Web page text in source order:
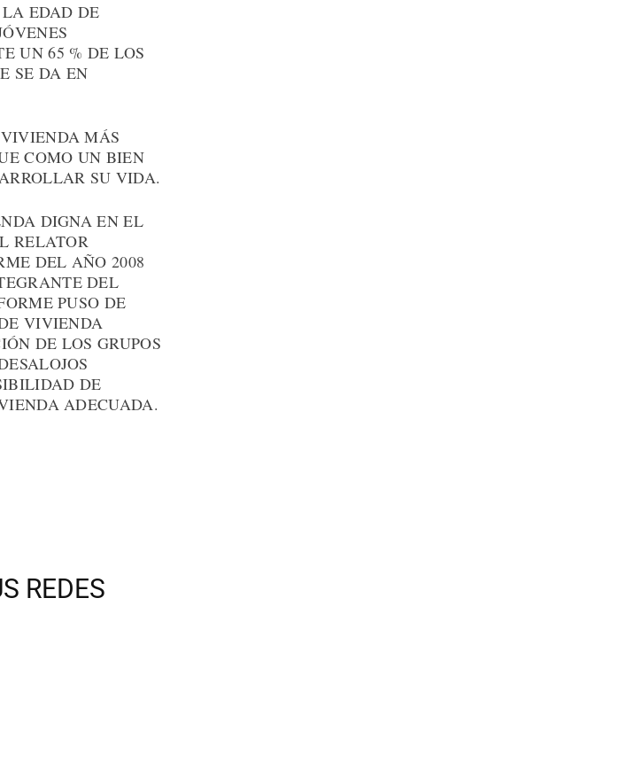
EDAD DE
UN 65 % DE LOS
SE DA EN
MÁS
COMO UN BIEN
SU VIDA.
DIGNA EN EL
RELATOR
DEL AÑO 2008
DEL
PUSO DE
VIVIENDA
DE LOS GRUPOS
DE
ADECUADA.
REDES